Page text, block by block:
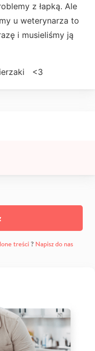
z łapką. Ale
u weterynarza to
i musieliśmy ją
<3
treści? Napisz do nas